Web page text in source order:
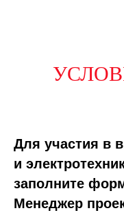
Для участия в
и
заполните
Менеджер